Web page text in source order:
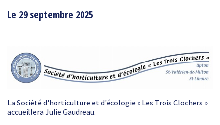
Le 29 septembre 2025
La Société d'horticulture et d'écologie « Les Trois Clochers »
accueillera Julie Gaudreau.